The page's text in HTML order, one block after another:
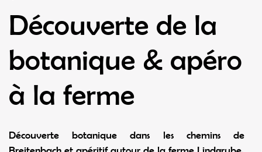
Découverte de la
botanique & apéro
à la ferme
Découverte botanique dans les chemins de